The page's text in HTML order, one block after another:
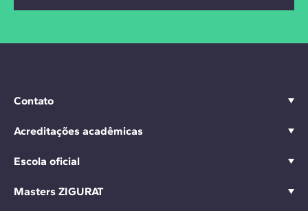
Contato
Acreditações acadêmicas
Escola oficial
Masters ZIGURAT